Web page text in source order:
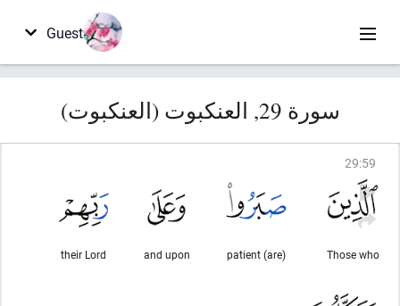
Guest
سورة 29, العنكبوت (العنكبوت)
29:59
Those who
(are) patient
and upon
their Lord